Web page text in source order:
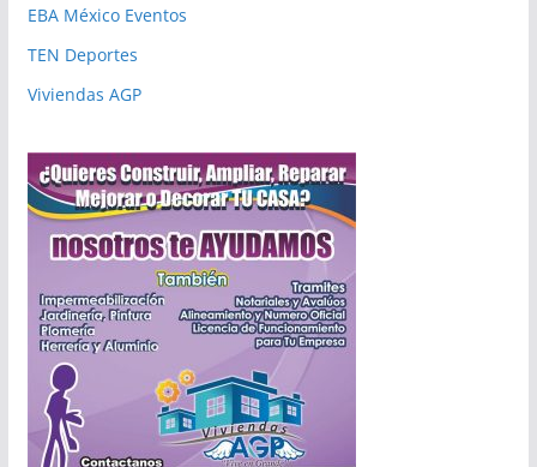
EBA México Eventos
TEN Deportes
Viviendas AGP